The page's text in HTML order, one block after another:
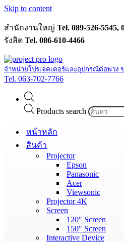
Skip to content
สำนักงานใหญ่ Tel. 089-526-5545,
รังสิต Tel. 086-610-4466
จำหน่ายโปรเจคเตอร์และอุปกรณ์ต่อพ่วง
Tel. 063-702-7766
Products search
หน้าหลัก
สินค้า
Projector
Epson
Panasonic
Acer
Viewsonic
Projector 4K
Screen
120″ Screen
150″ Screen
Interactive Device